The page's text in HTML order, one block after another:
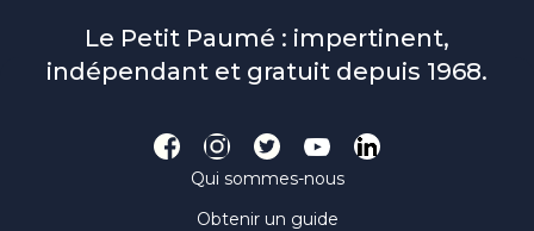
Le Petit Paumé : impertinent,
indépendant et gratuit depuis 1968.
Qui sommes-nous
Obtenir un guide